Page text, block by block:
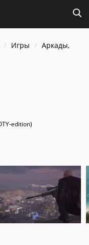
Игры
Аркады,
edition)